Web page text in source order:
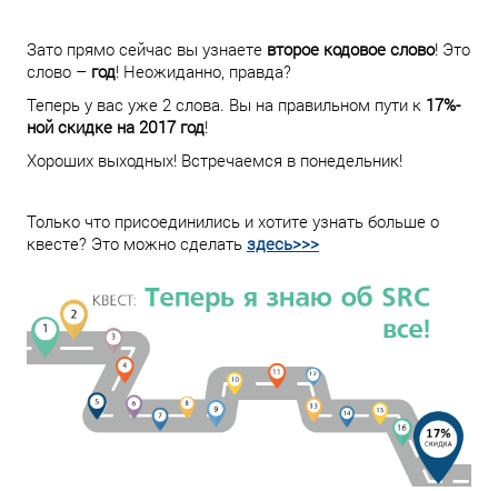
Зато прямо сейчас вы узнаете второе кодовое слово! Это
слово – год! Неожиданно, правда?
Теперь у вас уже 2 слова. Вы на правильном пути к 17%-
ной скидке на 2017 год!
Хороших выходных! Встречаемся в понедельник!
Только что присоединились и хотите узнать больше о
квесте? Это можно сделать здесь>>>